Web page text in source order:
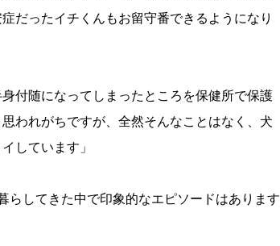
だったイチくんもお留守番できるようになり
付随になってしまったところを保健所で保護
われがちですが、全然そんなことはなく、犬
しています」
してきた中で印象的なエピソードはあります